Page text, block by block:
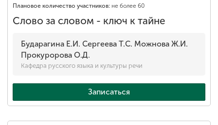
Плановое количество участников: не более 60
Слово за словом - ключ к тайне
Бударагина Е.И. Сергеева Т.С. Можнова Ж.И.
Прокуророва О.Д.
Кафедра русского языка и культуры речи
Записаться